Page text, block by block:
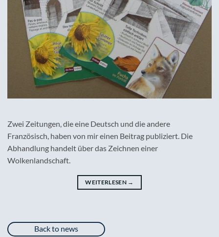
Zwei Zeitungen, die eine Deutsch und die andere
Französisch, haben von mir einen Beitrag publiziert. Die
Abhandlung handelt über das Zeichnen einer
Wolkenlandschaft.
WEITERLESEN →
Back to news